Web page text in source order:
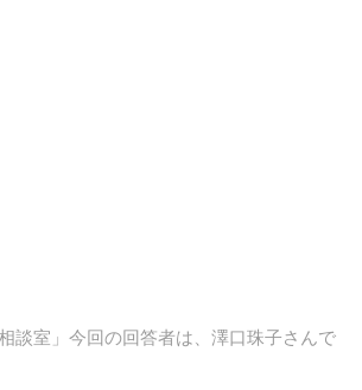
談室」今回の回答者は、澤口珠子さんで